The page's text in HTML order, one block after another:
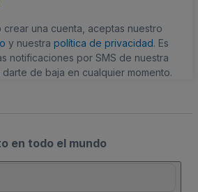
crear una cuenta, aceptas nuestro
y nuestra política de privacidad. Es
notificaciones por SMS de nuestra
de baja en cualquier momento.
en todo el mundo